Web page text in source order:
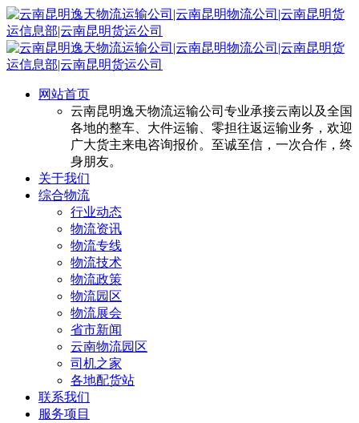
网站首页
云南昆明逸天物流运输公司专业承接云南以及全国
各地的整车、大件运输、零担往返运输业务，欢迎
广大货主来电咨询报价。至诚至信，一次合作，终
身朋友。
关于我们
综合物流
行业动态
物流资讯
物流专线
物流技术
物流政策
物流园区
物流展会
省市新闻
云南物流园区
司机之家
各地配货站
联系我们
服务项目